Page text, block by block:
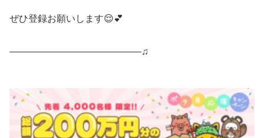
ぜひ登録お願いします😌💕
—————————————— ♫